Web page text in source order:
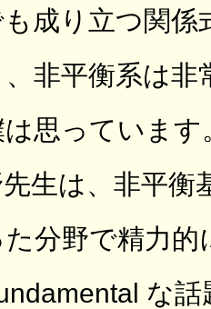
成り立つ関係
非平衡系は
思っています
生は、非平衡
た分野で精力
な